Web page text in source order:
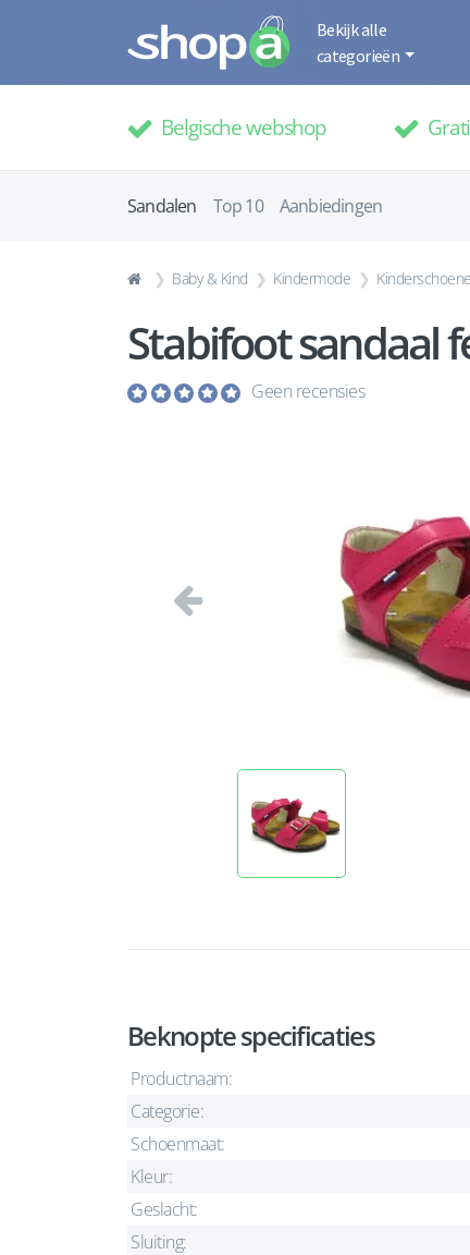
Bekijk alle
categorieën
Belgische webshop
Sandalen Top 10 Aanbiedingen
Baby & Kind Kindermode
Stabifoot sandaal
Geen recensies
Vorige
Beknopte specificaties
Productnaam:
Categorie:
Schoenmaat:
Kleur:
Geslacht:
Sluiting: